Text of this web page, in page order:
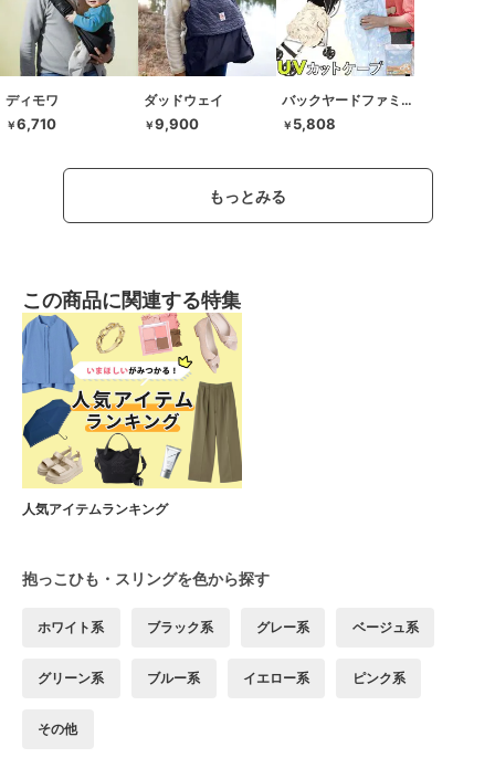
ディモワ
￥6,710
ダッドウェイ
￥9,900
バックヤードファミリー
￥ 5,808
もっとみる
この商品に関連する特集
人気アイテムランキング
抱っこひも・スリングを色から探す
ホワイト系 ブラック系 グレー系 ベージュ系
グリーン系 ブルー系 イエロー系 ピンク系
その他